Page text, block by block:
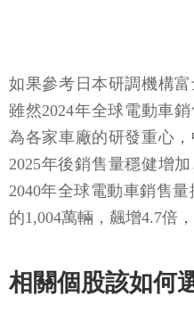
如果參考日本研調機構
雖然2024年全球電動車
為各家車廠的研發重心
2025年後銷售量穩健增
2040年全球電動車銷售
的1,004萬輛，飆增4.7倍
相關個股該如何